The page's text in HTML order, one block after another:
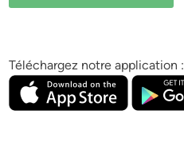
Téléchargez notre application :